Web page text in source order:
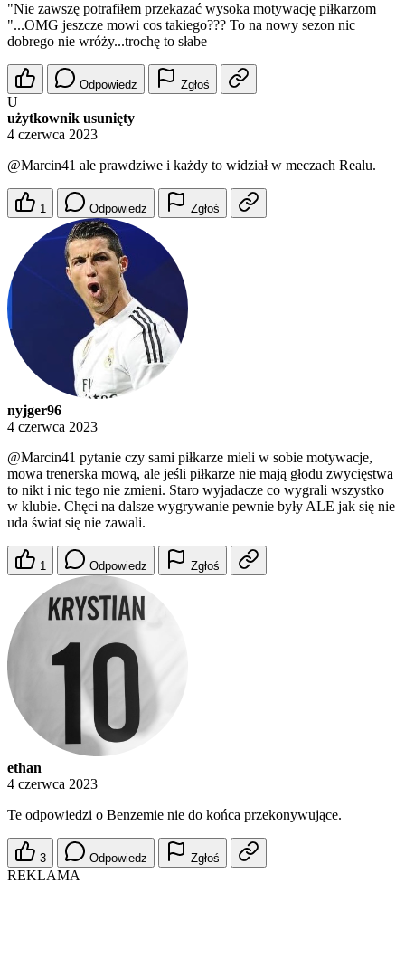
"Nie zawszę potrafiłem przekazać wysoka motywację piłkarzom
"...OMG jeszcze mowi cos takiego??? To na nowy sezon nic
dobrego nie wróży...trochę to słabe
Odpowiedz Zgłoś
U
użytkownik usunięty
4 czerwca 2023
@Marcin41 ale prawdziwe i każdy to widział w meczach Realu.
1 Odpowiedz Zgłoś
nyjger96
4 czerwca 2023
@Marcin41 pytanie czy sami piłkarze mieli w sobie motywacje,
mowa trenerska mową, ale jeśli piłkarze nie mają głodu zwycięstwa
to nikt i nic tego nie zmieni. Staro wyjadacze co wygrali wszystko
w klubie. Chęci na dalsze wygrywanie pewnie były ALE jak się nie
uda świat się nie zawali.
1 Odpowiedz Zgłoś
ethan
4 czerwca 2023
Te odpowiedzi o Benzemie nie do końca przekonywujące.
3 Odpowiedz Zgłoś
REKLAMA